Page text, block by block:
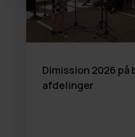
Dimission 2026 på
afdelinger